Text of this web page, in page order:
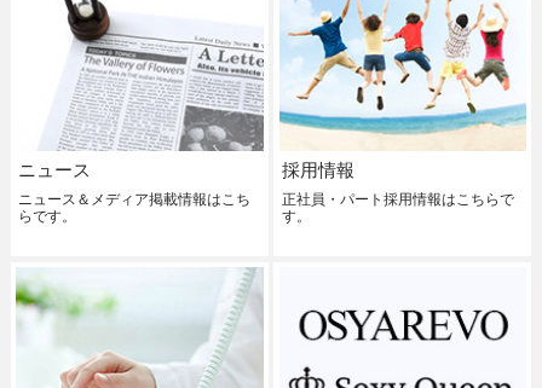
ニュース
ニュース＆メディア掲載情報はこち
らです。
採用情報
正社員・パート採用情報はこちらで
す。